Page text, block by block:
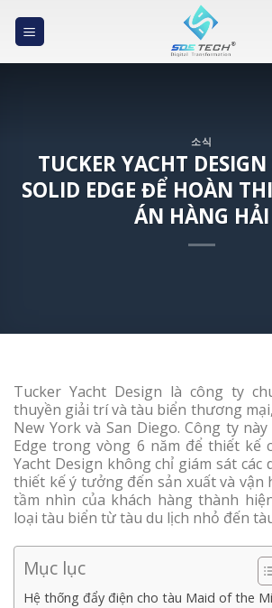
소식
TUCKER YACHT
SOLID EDGE ĐỂ HOÀN
ÁN HÀNG HẢI
Tucker Yacht Design là công ty
thuyền giải trí và tàu biển thương
New York và San Diego. Công ty
Edge trong vòng 6 năm để thiết kế
Yacht Design không chỉ giám sát
thiết kế ý tưởng đến sản xuất và vận
tầm nhìn của khách hàng thành
loại tàu biển từ tàu du lịch nhỏ đến
Mục lục
Hệ thống đẩy điện cho tàu Maid of the